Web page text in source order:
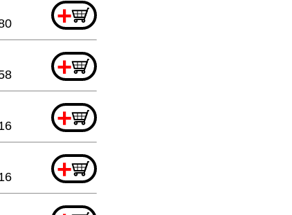
+
+
+
+